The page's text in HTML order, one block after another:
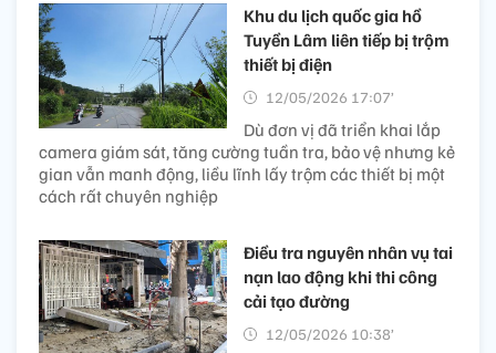
Khu du lịch quốc gia hồ
Tuyền Lâm liên tiếp bị trộm
thiết bị điện
12/05/2026 17:07’
Dù đơn vị đã triển khai lắp
camera giám sát, tăng cường tuần tra, bảo vệ nhưng kẻ
gian vẫn manh động, liều lĩnh lấy trộm các thiết bị một
cách rất chuyên nghiệp
Điều tra nguyên nhân vụ tai
nạn lao động khi thi công
cải tạo đường
12/05/2026 10:38’